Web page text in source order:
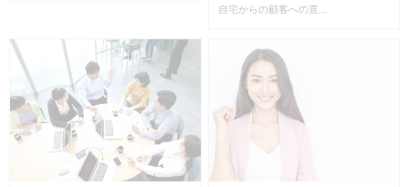
自宅からの顧客への直...